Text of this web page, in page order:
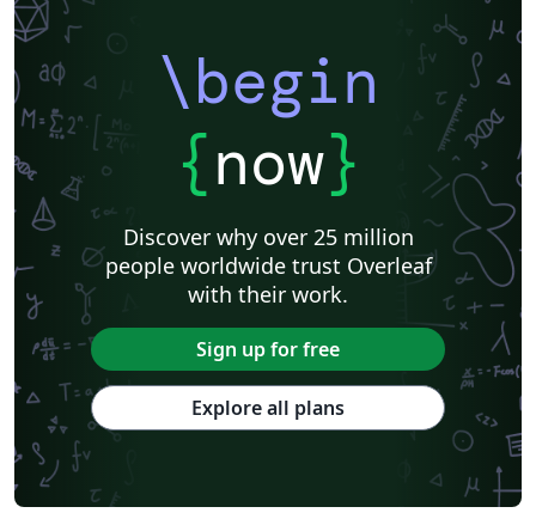
\begin
{now}
Discover why over 25 million
people worldwide trust Overleaf
with their work.
Sign up for free
Explore all plans